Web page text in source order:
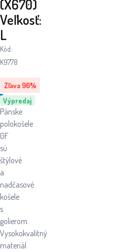
Zľava 96%
Výpredaj
(X670)
Veľkosť:
L
Kód:
K9778
Pánske
polokošele
GF
sú
štýlové
a
nadčasové
košele
s
golierom.
Vysokokvalitný
materiál